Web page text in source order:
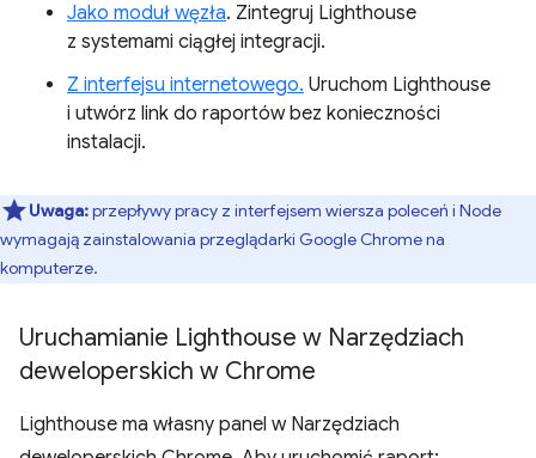
Jako moduł węzła. Zintegruj Lighthouse
z systemami ciągłej integracji.
Z interfejsu internetowego. Uruchom Lighthouse
i utwórz link do raportów bez konieczności
instalacji.
Uwaga:przepływy pracy z interfejsem wiersza poleceń i Node
wymagają zainstalowania przeglądarki Google Chrome na
komputerze.
Uruchamianie Lighthouse w Narzędziach
deweloperskich w Chrome
Lighthouse ma własny panel w Narzędziach